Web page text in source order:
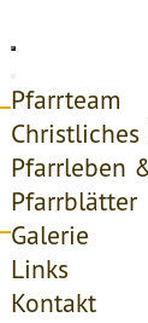
Pfarrteam
Pfarrleben
Pfarrblätter
Galerie
Links
Kontakt
Startseite
Access